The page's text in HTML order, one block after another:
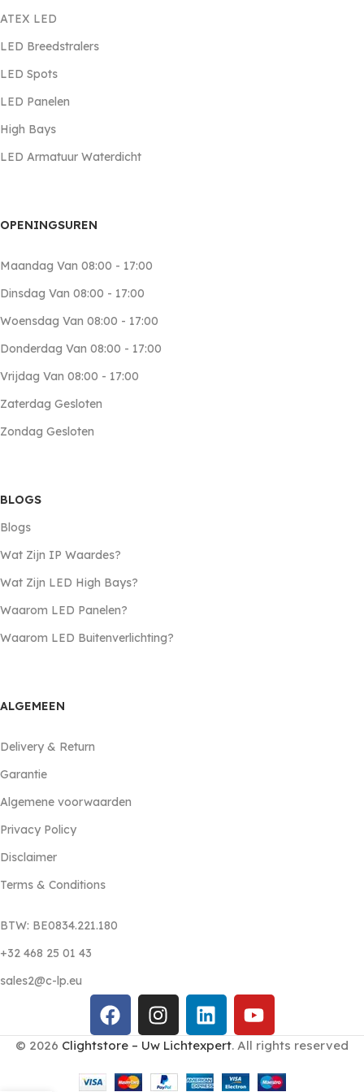
prijs/kwaliteit, duurzaamheid en klanttevredenheid. Bij
ATEX LED
LED Breedstralers
LED Spots
LED Panelen
High Bays
LED Armatuur Waterdicht
OPENINGSUREN
Maandag Van 08:00 - 17:00
Dinsdag Van 08:00 - 17:00
Woensdag Van 08:00 - 17:00
Donderdag Van 08:00 - 17:00
Vrijdag Van 08:00 - 17:00
Zaterdag Gesloten
Zondag Gesloten
BLOGS
Blogs
Wat Zijn IP Waardes?
Wat Zijn LED High Bays?
Waarom LED Panelen?
Waarom LED Buitenverlichting?
ALGEMEEN
Delivery & Return
Garantie
Algemene voorwaarden
Privacy Policy
Disclaimer
Terms & Conditions
BTW: BE0834.221.180
+32 468 25 01 43
sales2@c-lp.eu
© 2026 Clightstore – Uw Lichtexpert. All rights reserved